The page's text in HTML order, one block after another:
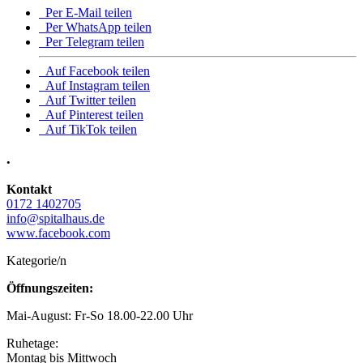
Per E-Mail teilen
Per WhatsApp teilen
Per Telegram teilen
Auf Facebook teilen
Auf Instagram teilen
Auf Twitter teilen
Auf Pinterest teilen
Auf TikTok teilen
•
Kontakt
0172 1402705
info@spitalhaus.de
www.facebook.com
Kategorie/n
Öffnungszeiten:
Mai-August: Fr-So 18.00-22.00 Uhr
Ruhetage:
Montag bis Mittwoch